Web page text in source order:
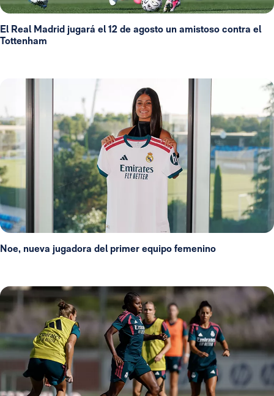
El Real Madrid jugará el 12 de agosto un amistoso contra el
Tottenham
Noe, nueva jugadora del primer equipo femenino